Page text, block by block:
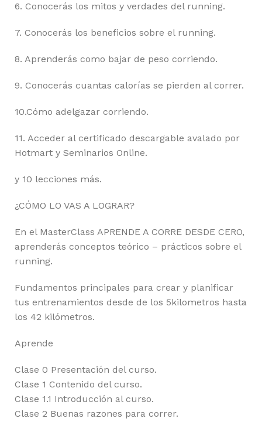
6. Conocerás los mitos y verdades del running.
7. Conocerás los beneficios sobre el running.
8. Aprenderás como bajar de peso corriendo.
9. Conocerás cuantas calorías se pierden al correr.
10.Cómo adelgazar corriendo.
11. Acceder al certificado descargable avalado por
Hotmart y Seminarios Online.
y 10 lecciones más.
¿CÓMO LO VAS A LOGRAR?
En el MasterClass APRENDE A CORRE DESDE CERO,
aprenderás conceptos teórico – prácticos sobre el
running.
Fundamentos principales para crear y planificar
tus entrenamientos desde de los 5kilometros hasta
los 42 kilómetros.
Aprende
Clase 0 Presentación del curso.
Clase 1 Contenido del curso.
Clase 1.1 Introducción al curso.
Clase 2 Buenas razones para correr.